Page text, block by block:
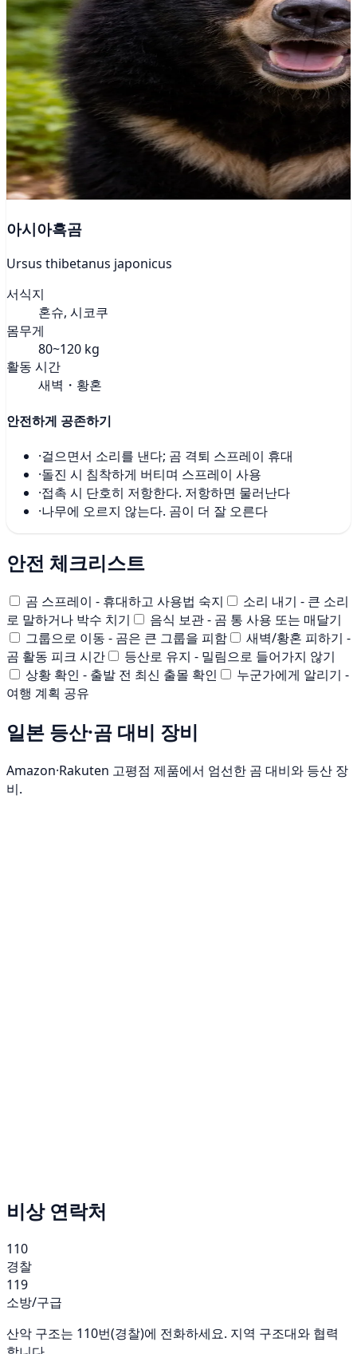
아시아흑곰
Ursus thibetanus japonicus
서식지
혼슈, 시코쿠
몸무게
80~120 kg
활동 시간
새벽・황혼
안전하게 공존하기
·걸으면서 소리를 낸다; 곰 격퇴 스프레이 휴대
·돌진 시 침착하게 버티며 스프레이 사용
·접촉 시 단호히 저항한다. 저항하면 물러난다
·나무에 오르지 않는다. 곰이 더 잘 오른다
안전 체크리스트
곰 스프레이 - 휴대하고 사용법 숙지
소리 내기 - 큰 소리
로 말하거나 박수 치기
음식 보관 - 곰 통 사용 또는 매달기
그룹으로 이동 - 곰은 큰 그룹을 피함
새벽/황혼 피하기 -
곰 활동 피크 시간
등산로 유지 - 밀림으로 들어가지 않기
상황 확인 - 출발 전 최신 출몰 확인
누군가에게 알리기 -
여행 계획 공유
일본 등산·곰 대비 장비
Amazon·Rakuten 고평점 제품에서 엄선한 곰 대비와 등산 장
비.
비상 연락처
110
경찰
119
소방/구급
산악 구조는 110번(경찰)에 전화하세요. 지역 구조대와 협력